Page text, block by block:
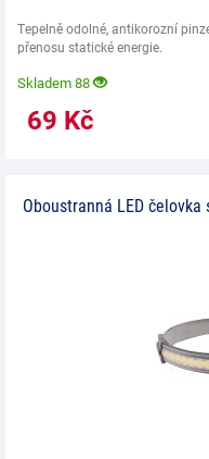
Tepelně odolné, antikorozní
přenosu statické energie.
Skladem 88
69 Kč
Oboustranná LED čelovka